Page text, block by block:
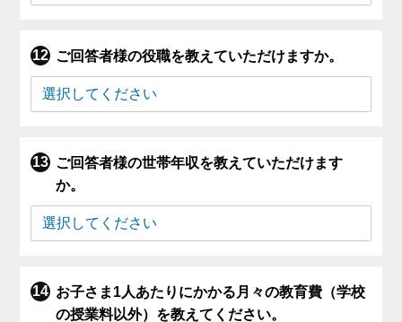
ご回答者様の役職を教えていただけますか。
ご回答者様の世帯年収を教えていただけます
か。
お子さま1人あたりにかかる月々の教育費（学校
の授業料以外）を教えてください。